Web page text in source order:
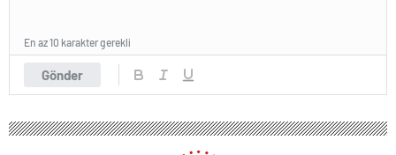
Gönder
En az 10 karakter gerekli